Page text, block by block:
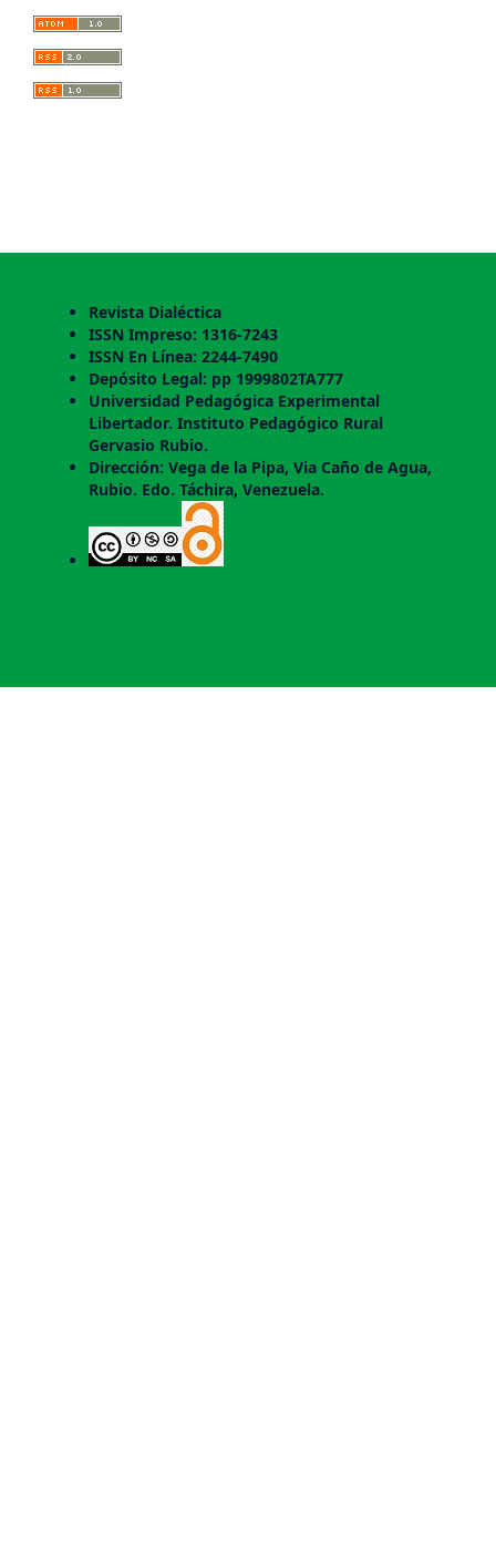
Revista Dialéctica
ISSN Impreso: 1316-7243
ISSN En Línea: 2244-7490
Depósito Legal: pp 1999802TA777
Universidad Pedagógica Experimental
Libertador. Instituto Pedagógico Rural
Gervasio Rubio.
Dirección: Vega de la Pipa, Via Caño de Agua,
Rubio. Edo. Táchira, Venezuela.